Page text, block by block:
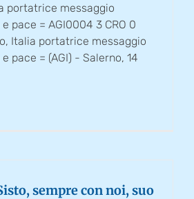
portatrice messaggio
pace = AGI0004 3 CRO 0
Italia portatrice messaggio
pace = (AGI) - Salerno, 14
sempre con noi, suo